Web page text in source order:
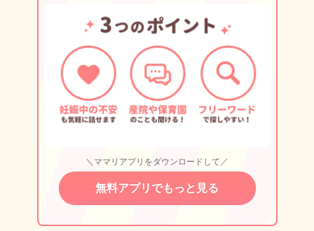
＼ママリアプリをダウンロードして／
無料アプリでもっと見る